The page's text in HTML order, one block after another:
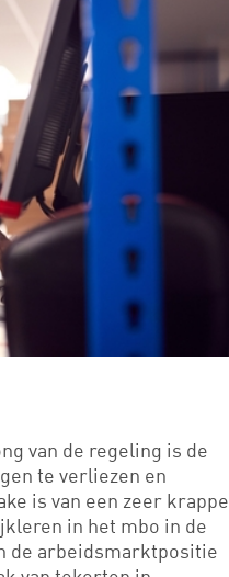
van de regeling is de
te verliezen en
is van een zeer krappe
in het mbo in de
de arbeidsmarktpositie